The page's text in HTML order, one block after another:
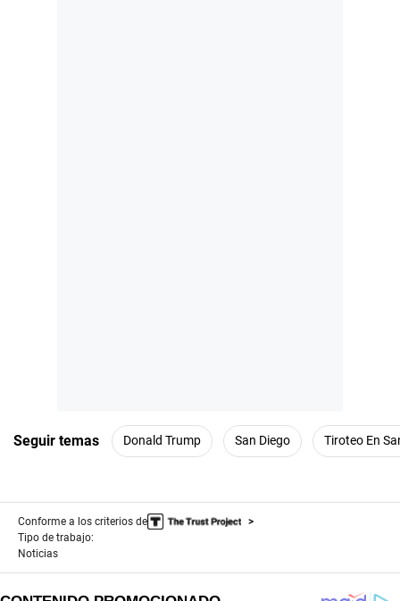
Seguir temas Donald Trump San Diego Tiroteo En
Conforme a los criterios de
Tipo de trabajo:
Noticias